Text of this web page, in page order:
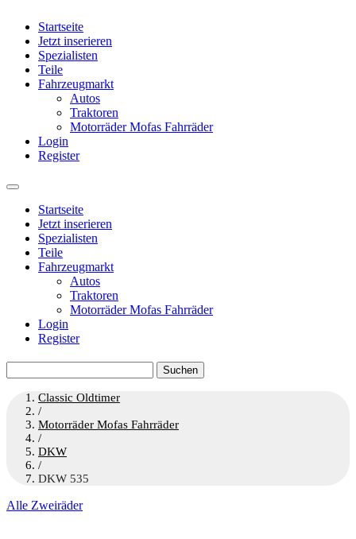
Startseite
Jetzt inserieren
Spezialisten
Teile
Fahrzeugmarkt
Autos
Traktoren
Motorräder Mofas Fahrräder
Login
Register
Startseite
Jetzt inserieren
Spezialisten
Teile
Fahrzeugmarkt
Autos
Traktoren
Motorräder Mofas Fahrräder
Login
Register
nach:
Classic Oldtimer
/
Motorräder Mofas Fahrräder
/
DKW
/
DKW 535
Alle Zweiräder